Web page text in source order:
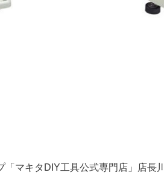
これぐらいほしかった！！
布した時期や散布量によって差が
マキタDIY工具公式専門店」店長